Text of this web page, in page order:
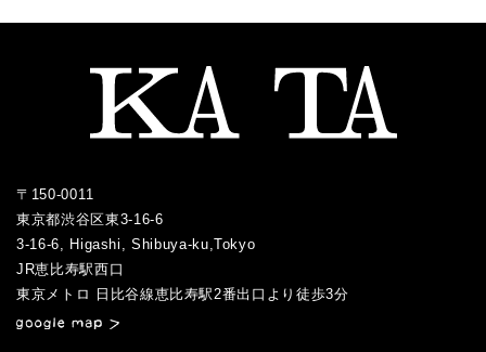
〒150-0011
東京都渋谷区東3-16-6
3-16-6, Higashi, Shibuya-ku,Tokyo
JR恵比寿駅西口
／
東京メトロ 日比谷線恵比寿駅2番出口より徒歩3分